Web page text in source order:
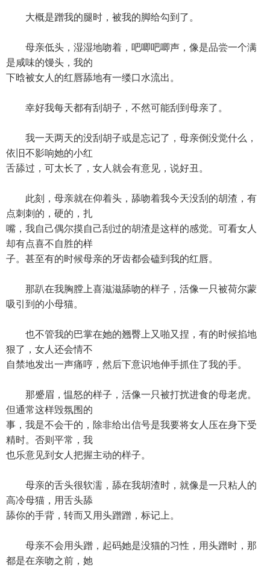
大概是蹭我的腿时，被我的脚给勾到了。
母亲低头，湿湿地吻着，吧唧吧唧声，像是品尝一个满
是咸味的馒头，我的
下晗被女人的红唇舔地有一缕口水流出。
幸好我每天都有刮胡子，不然可能刮到母亲了。
我一天两天的没刮胡子或是忘记了，母亲倒没觉什么，
依旧不影响她的小红
舌舔过，可太长了，女人就会有意见，说好丑。
此刻，母亲就在仰着头，舔吻着我今天没刮的胡渣，有
点刺刺的，硬的，扎
嘴，我自己偶尔摸自己刮过的胡渣是这样的感觉。可看女人
却有点喜不自胜的样
子。甚至有的时候母亲的牙齿都会磕到我的红唇。
那趴在我胸膛上喜滋滋舔吻的样子，活像一只被荷尔蒙
吸引到的小母猫。
也不管我的巴掌在她的翘臀上又啪又捏，有的时候掐地
狠了，女人还会情不
自禁地发出一声痛哼，然后下意识地伸手抓住了我的手。
那蹙眉，愠怒的样子，活像一只被打扰进食的母老虎。
但通常这样毁氛围的
事，我是不会干的，除非给出信号是我要将女人压在身下受
精时。否则平常，我
也乐意见到女人把握主动的样子。
母亲的舌头很软濡，舔在我胡渣时，就像是一只粘人的
高冷母猫，用舌头舔
舔你的手背，转而又用头蹭蹭，标记上。
母亲不会用头蹭，起码她是没猫的习性，用头蹭时，那
都是在亲吻之前，她